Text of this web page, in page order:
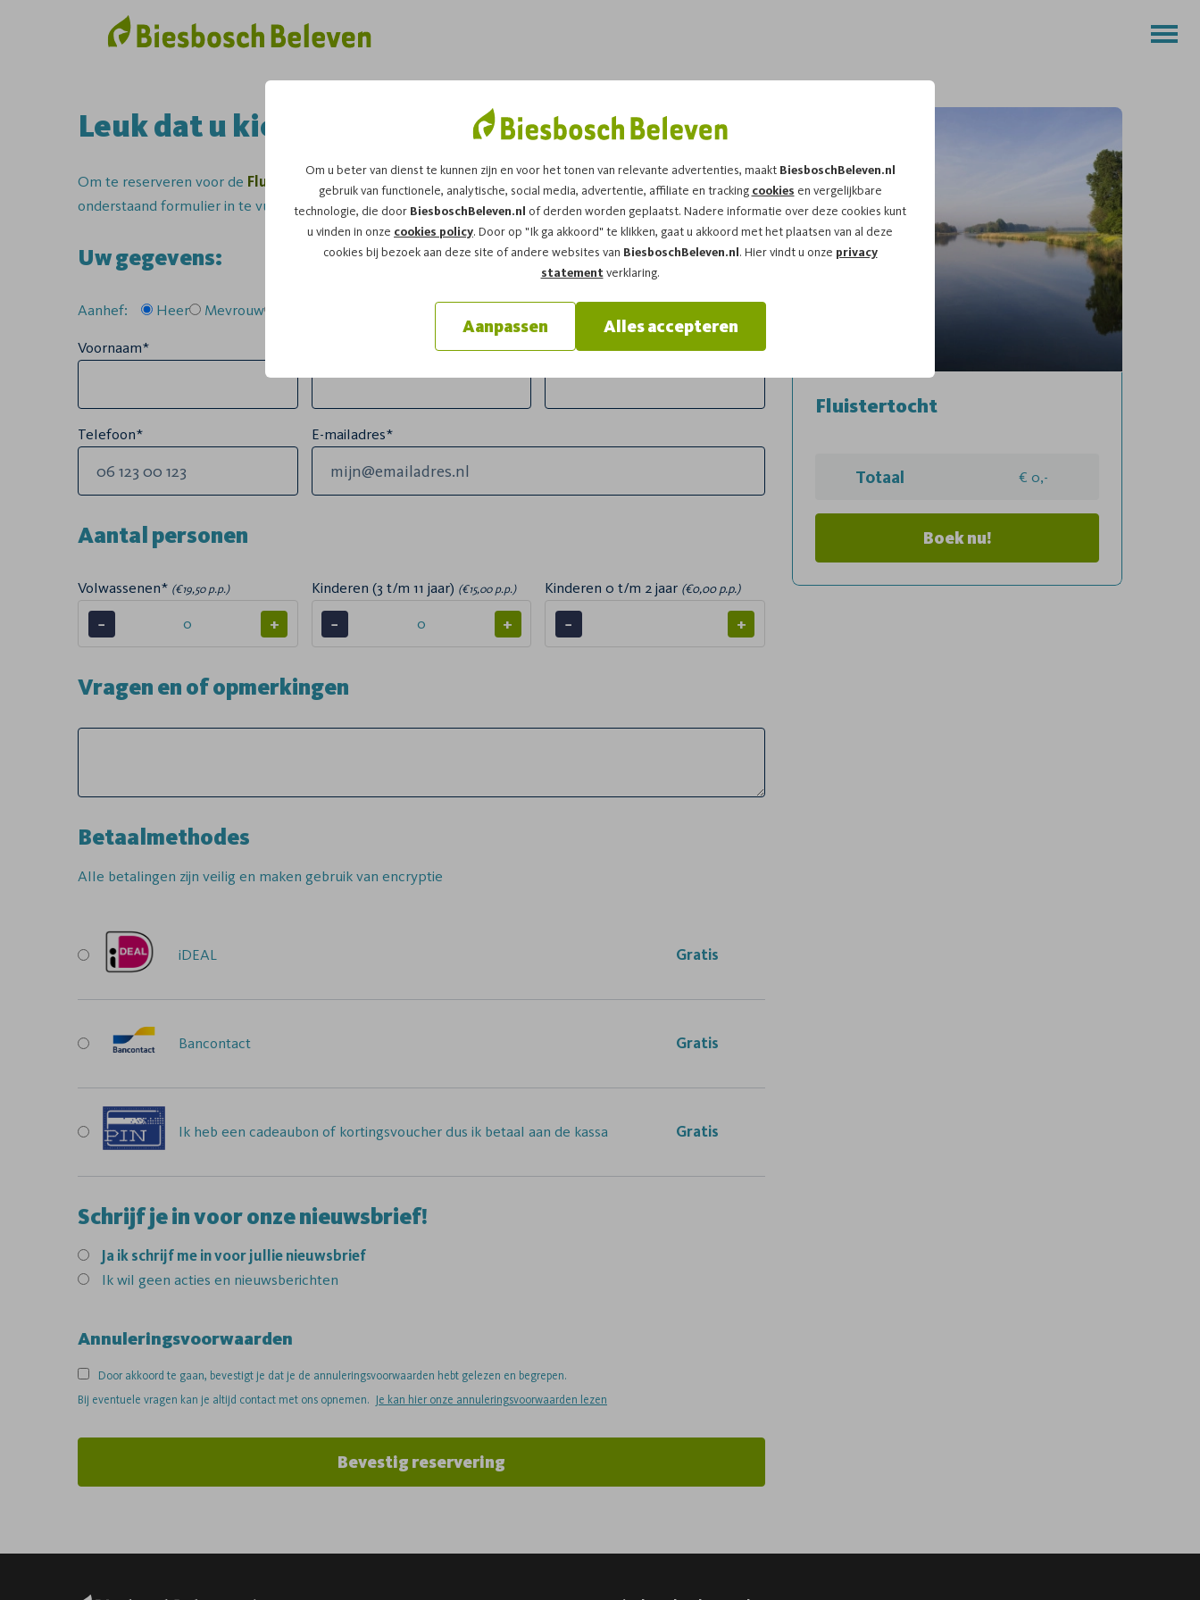
Om u beter van dienst te kunnen zijn en voor het tonen van relevante advertenties, maakt BiesboschBeleven.nl
gebruik van functionele, analytische, social media, advertentie, affiliate en tracking cookies en vergelijkbare
technologie, die door BiesboschBeleven.nl of derden worden geplaatst. Nadere informatie over deze cookies kunt
u vinden in onze cookies policy. Door op "Ik ga akkoord" te klikken, gaat u akkoord met het plaatsen van al deze
cookies bij bezoek aan deze site of andere websites van BiesboschBeleven.nl. Hier vindt u onze privacy
statementverklaring.
Aanpassen Alles accepteren
Leuk dat u kiest voor dit arrangement!
Om te reserveren voor de Fluistertocht vaartocht op dinsdag 05-08-2025 om 12:00
vragen wij u
onderstaand formulier in te vullen.
Uw gegevens:
Aanhef: Heer Mevrouw
Voornaam* Achternaam*
Telefoon* E-mailadres*
Aantal personen
Volwassenen* (€19,50 p.p.)
− +
Kinderen (3 t/m 11 jaar) (€15,00 p.p.)
− +
Kinderen 0 t/m 2 jaar (€0,00 p.p.)
− +
Vragen en of opmerkingen
Fluistertocht
Totaal 0,-
Boek nu!
Betaalmethodes
Alle betalingen zijn veilig en maken gebruik van encryptie
iDEAL Gratis
Bancontact Gratis
Ik heb een cadeaubon of kortingsvoucher dus ik betaal aan de kassa Gratis
Schrijf je in voor onze nieuwsbrief!
Ja ik schrijf me in voor jullie nieuwsbrief
Ik wil geen acties en nieuwsberichten
Annuleringsvoorwaarden
Door akkoord te gaan, bevestigt je dat je de annuleringsvoorwaarden hebt gelezen en begrepen.
Bij eventuele vragen kan je altijd contact met ons opnemen. Je kan hier onze annuleringsvoorwaarden lezen
Bevestig reservering